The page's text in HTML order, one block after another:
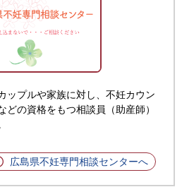
ップルや家族に対し、不妊カウン
の資格をもつ相談員（助産師）
広島県不妊専門相談センターへ